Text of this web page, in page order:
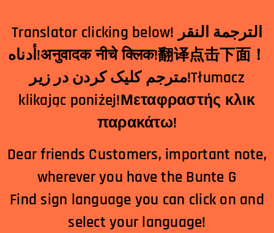
Translator clicking below! الترجمة النقر
أدناه!अनुवादक नीचे क्लिक!翻译点击下面！
مترجم کلیک کردن در زیر!Tłumacz
klikając poniżej!Μεταφραστής κλικ
παρακάτω!
Dear friends Customers, important note,
wherever you have the Bunte G
Find sign language you can click on and
select your language!